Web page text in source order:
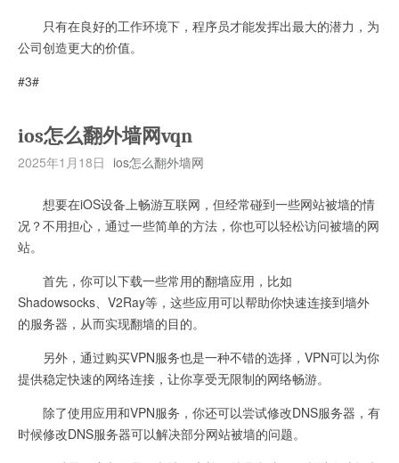
只有在良好的工作环境下，程序员才能发挥出最大的潜力，为
公司创造更大的价值。
#3#
ios怎么翻外墙网vqn
2025年1月18日 ios怎么翻外墙网
想要在iOS设备上畅游互联网，但经常碰到一些网站被墙的情
况？不用担心，通过一些简单的方法，你也可以轻松访问被墙的网
站。
首先，你可以下载一些常用的翻墙应用，比如
Shadowsocks、V2Ray等，这些应用可以帮助你快速连接到墙外
的服务器，从而实现翻墙的目的。
另外，通过购买VPN服务也是一种不错的选择，VPN可以为你
提供稳定快速的网络连接，让你享受无限制的网络畅游。
除了使用应用和VPN服务，你还可以尝试修改DNS服务器，有
时候修改DNS服务器可以解决部分网站被墙的问题。